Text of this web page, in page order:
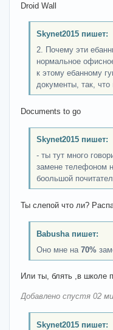
Droid Wall
Skynet2015 пишет:
2. Почему эти
нормальное
к этому ебанному
документы, так,
Documents to go
Skynet2015 пишет:
- ты тут много
замене телефоном
боольшой
Ты слепой что ли?
Babusha пишет:
Оно мне на70%
Или ты, блять ,в школе
Добавлено спустя 02
Skynet2015 пишет: